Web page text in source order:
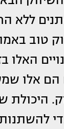
ללא
טוב
האלו
אלו